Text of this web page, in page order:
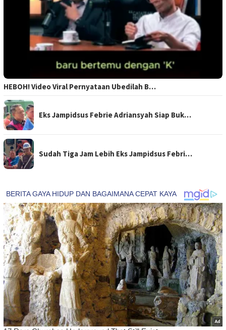
HEBOH! Video Viral Pernyataan Ubedilah B…
Eks Jampidsus Febrie Adriansyah Siap Buk…
Sudah Tiga Jam Lebih Eks Jampidsus Febri…